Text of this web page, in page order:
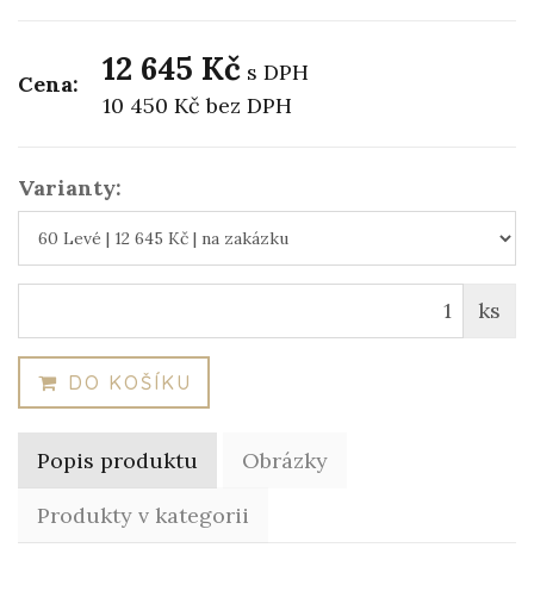
Cena: 12 645 Kč s DPH
10 450 Kčbez DPH
Varianty:
ks
DO KOŠÍKU
Popis produktu
Obrázky
Produkty v kategorii